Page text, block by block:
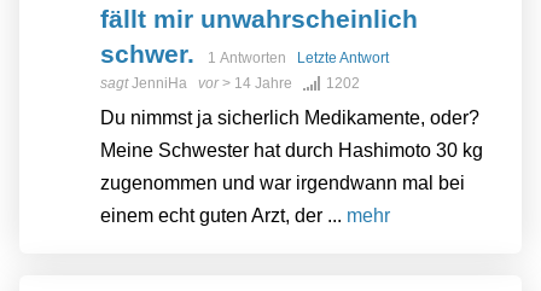
fällt mir unwahrscheinlich
schwer.
1 Antworten
Letzte Antwort
sagtJenniHa vor> 14 Jahre 1202
Du nimmst ja sicherlich Medikamente, oder?
Meine Schwester hat durch Hashimoto 30 kg
zugenommen und war irgendwann mal bei
einem echt guten Arzt, der ... mehr